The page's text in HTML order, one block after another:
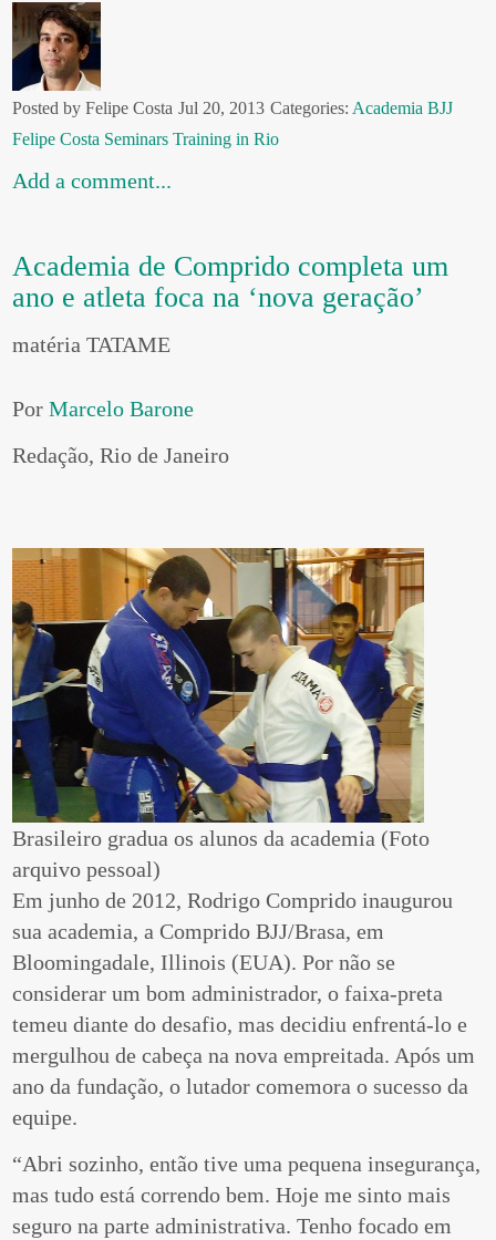
Posted by Felipe Costa Jul 20, 2013 Categories: Academia BJJ
Felipe Costa Seminars Training in Rio
Add a comment...
Academia de Comprido completa um
ano e atleta foca na ‘nova geração’
matéria TATAME
PorMarcelo Barone
Redação, Rio de Janeiro
Brasileiro gradua os alunos da academia (Foto
arquivo pessoal)
Em junho de 2012, Rodrigo Comprido inaugurou
sua academia, a Comprido BJJ/Brasa, em
Bloomingadale, Illinois (EUA). Por não se
considerar um bom administrador, o faixa-preta
temeu diante do desafio, mas decidiu enfrentá-lo e
mergulhou de cabeça na nova empreitada. Após um
ano da fundação, o lutador comemora o sucesso da
equipe.
“Abri sozinho, então tive uma pequena insegurança,
mas tudo está correndo bem. Hoje me sinto mais
seguro na parte administrativa. Tenho focado em